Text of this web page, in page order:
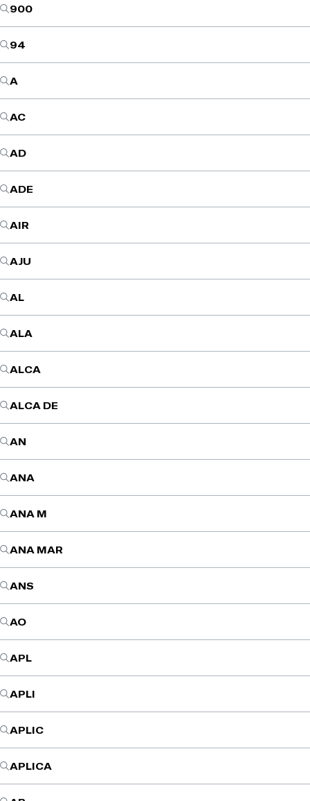
900
94
A
AC
AD
ADE
AIR
AJU
AL
ALA
ALCA
ALCA DE
AN
ANA
ANA M
ANA MAR
ANS
AO
APL
APLI
APLIC
APLICA